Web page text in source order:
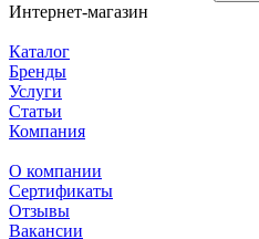
Интернет-магазин
Каталог
Бренды
Услуги
Статьи
Компания
О компании
Сертификаты
Отзывы
Вакансии